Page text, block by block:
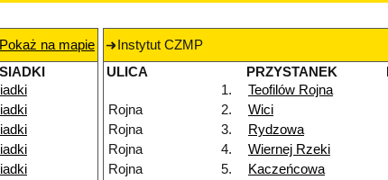
Pokaż na mapie
Instytut CZMP
ULICA
PRZYSTANEK
1.
Teofilów Rojna
Rojna
2. Wici
Rojna
3. Rydzowa
Rojna
4. Wiernej Rzeki
Rojna
5. Kaczeńcowa